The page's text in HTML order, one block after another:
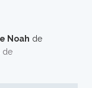
Noah de
de